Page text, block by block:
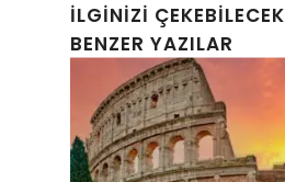
İLGINIZI ÇEKEBILECEK
BENZER YAZILAR